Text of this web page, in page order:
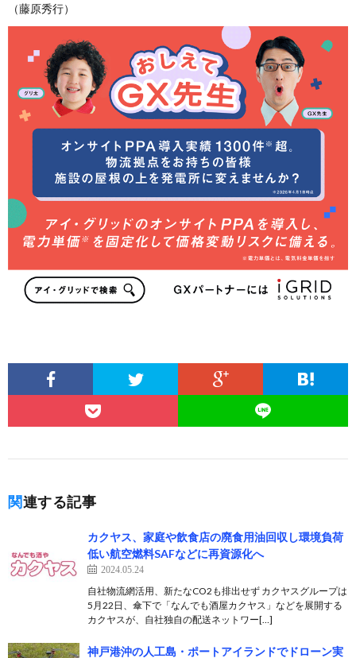
（藤原秀行）
関連する記事
カクヤス、家庭や飲食店の廃食用油回収し環境負荷
低い航空燃料SAFなどに再資源化へ
2024.05.24
自社物流網活用、新たなCO2も排出せず カクヤスグループは
5月22日、傘下で「なんでも酒屋カクヤス」などを展開する
カクヤスが、自社独自の配送ネットワー[…]
神戸港沖の人工島・ポートアイランドでドローン実